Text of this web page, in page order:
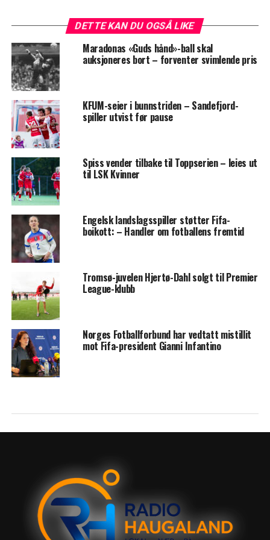
DETTE KAN DU OGSÅ LIKE
Maradonas «Guds hånd»-ball skal
auksjoneres bort – forventer svimlende pris
KFUM-seier i bunnstriden – Sandefjord-
spiller utvist før pause
Spiss vender tilbake til Toppserien – leies ut
til LSK Kvinner
Engelsk landslagsspiller støtter Fifa-
boikott: – Handler om fotballens fremtid
Tromsø-juvelen Hjertø-Dahl solgt til Premier
League-klubb
Norges Fotballforbund har vedtatt mistillit
mot Fifa-president Gianni Infantino